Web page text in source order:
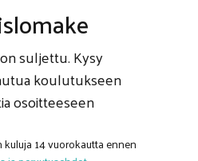
suljettu. Kysy
koulutukseen
osoitteeseen
14 vuorokautta ennen